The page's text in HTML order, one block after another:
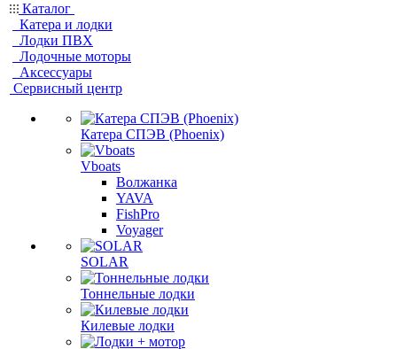
Каталог
Катера и лодки
Лодки ПВХ
Лодочные моторы
Аксессуары
Сервисный центр
Катера СПЭВ (Phoenix)
Vboats
Волжанка
YAVA
FishPro
Voyager
SOLAR
Тоннельные лодки
Килевые лодки